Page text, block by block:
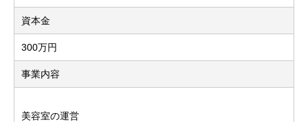
資本金
300万円
事業内容
美容室の運営